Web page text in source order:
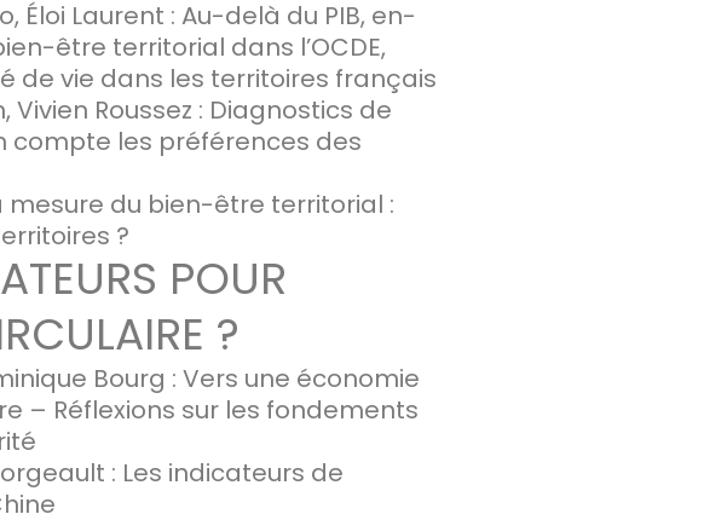
Éloi Laurent : Au-delà du PIB, en-
être territorial dans l’OCDE,
de vie dans les territoires français
Vivien Roussez : Diagnostics de
compte les préférences des
mesure du bien-être territorial :
?
POUR
?
Bourg : Vers une économie
– Réflexions sur les fondements
: Les indicateurs de